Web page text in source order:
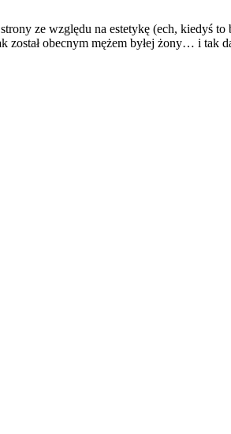
ze względu na estetykę (ech, kiedyś
został obecnym mężem byłej żony… i tak